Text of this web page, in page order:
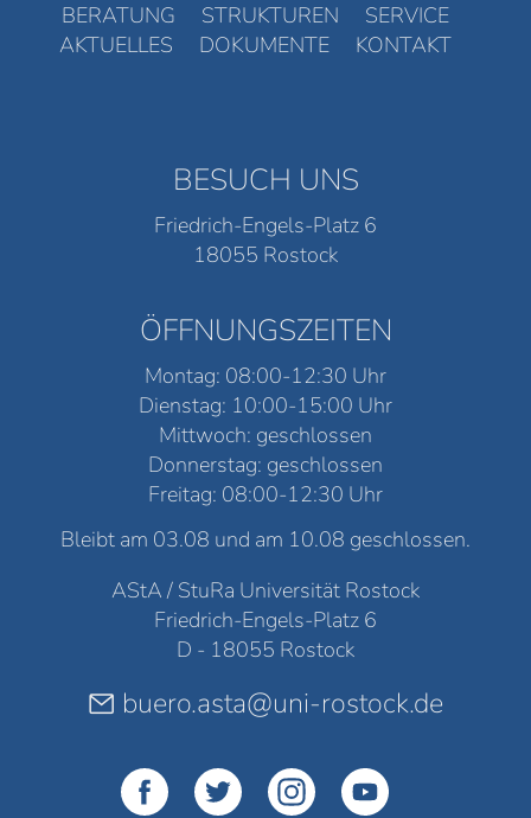
BERATUNG STRUKTUREN
SERVICE
AKTUELLES
DOKUMENTE KONTAKT
BESUCH UNS
Friedrich-Engels-Platz 6
18055 Rostock
ÖFFNUNGSZEITEN
Montag: 08:00-12:30 Uhr
Dienstag: 10:00-15:00 Uhr
Mittwoch: geschlossen
Donnerstag: geschlossen
Freitag: 08:00-12:30 Uhr
Bleibt am 03.08 und am 10.08 geschlossen.
AStA / StuRa Universität Rostock
Friedrich-Engels-Platz 6
D - 18055 Rostock
buero.asta@uni-rostock.de